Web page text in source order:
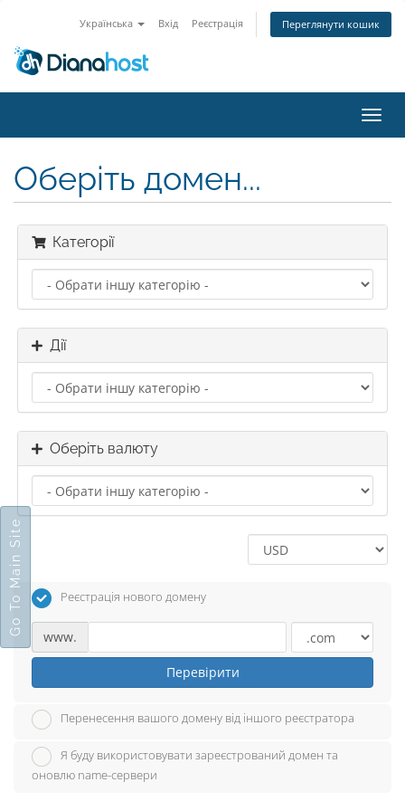
Українська Вхід Реєстрація Переглянути кошик
Оберіть домен...
Категорії
Дії
Оберіть валюту
Реєстрація нового домену
www.
Перевірити
Перенесення вашого домену від іншого реєстратора
Я буду використовувати зареєстрований домен та
оновлю name-сервери
Go To Main Site